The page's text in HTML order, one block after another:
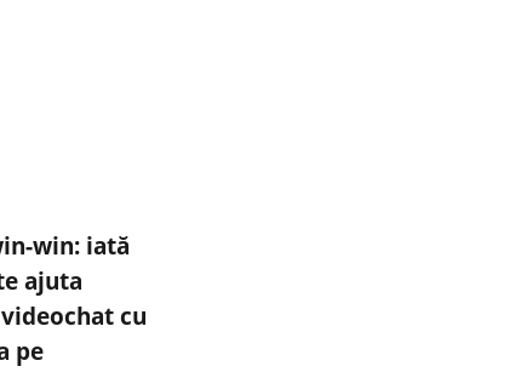
win: iată
ajuta
cu
pe